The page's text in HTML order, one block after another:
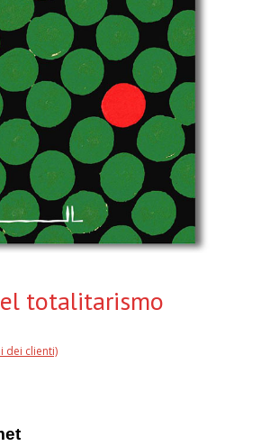
totalitarismo
dei clienti)